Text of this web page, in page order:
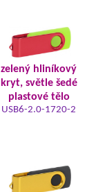
zelený hliníkový
kryt, světle šedé
plastové tělo
USB6-2.0-1720-2